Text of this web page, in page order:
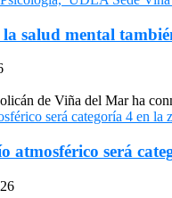
salud mental
de Viña del Mar ha
atmosférico será